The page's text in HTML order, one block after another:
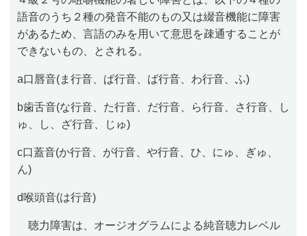
語音のうち２種の発音不能のもの又は綴音機能に障害
があるため、言語のみを用いて意思を疎通することが
できないもの、とされる。
a口唇音(ま行音、ぱ行音、ば行音、わ行音、ふ)
b歯舌音(な行音、た行音、だ行音、ら行音、さ行音、し
ゅ、し、ざ行音、じゅ)
c口蓋音(か行音、が行音、や行音、ひ、にゅ、ぎゅ、
ん)
d喉頭音(は行音)
聴力障害は、オージオグラムによる純音聴力レベル